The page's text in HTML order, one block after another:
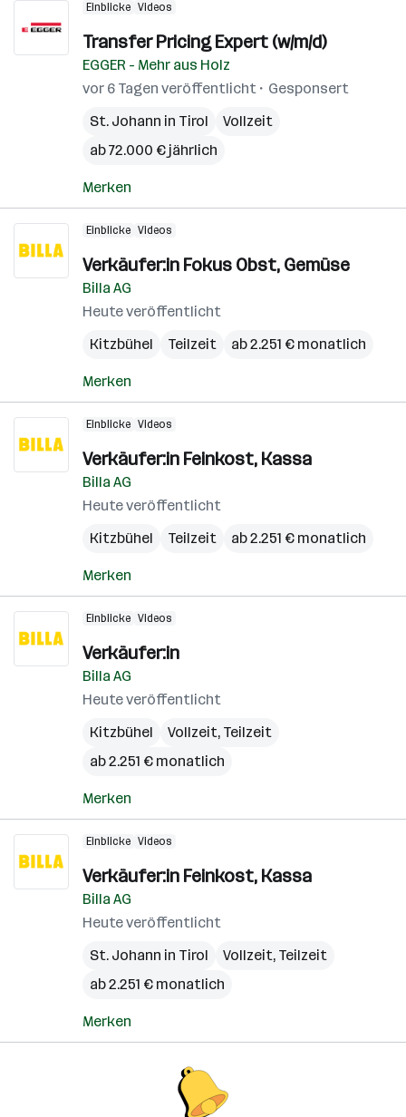
Einblicke Videos
Transfer Pricing Expert (w/m/d)
EGGER - Mehr aus Holz
vor 6 Tagen veröffentlicht
Gesponsert
St. Johann in Tirol
Vollzeit
ab 72.000 € jährlich
Merken
Einblicke Videos
Verkäufer:in Fokus Obst, Gemüse
Billa AG
Heute veröffentlicht
Kitzbühel
Teilzeit ab 2.251 € monatlich
Merken
Einblicke Videos
Verkäufer:in Feinkost, Kassa
Billa AG
Heute veröffentlicht
Kitzbühel
Teilzeit ab 2.251 € monatlich
Merken
Einblicke Videos
Verkäufer:in
Billa AG
Heute veröffentlicht
Kitzbühel
Vollzeit, Teilzeit
ab 2.251 € monatlich
Merken
Einblicke Videos
Verkäufer:in Feinkost, Kassa
Billa AG
Heute veröffentlicht
St. Johann in Tirol
Vollzeit, Teilzeit
ab 2.251 € monatlich
Merken